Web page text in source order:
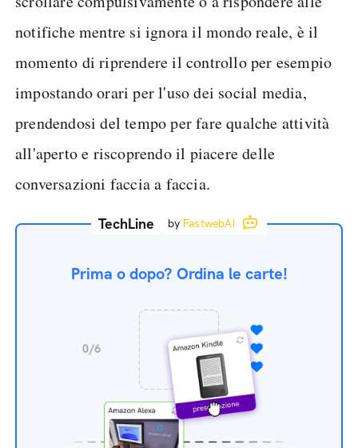
notifiche mentre si ignora il mondo reale, è il
momento di riprendere il controllo per esempio
impostando orari per l'uso dei social media,
prendendosi del tempo per fare qualche attività
all'aperto e riscoprendo il piacere delle
conversazioni faccia a faccia.
TechLine by FastwebAI
Prima o dopo? Ordina le carte!